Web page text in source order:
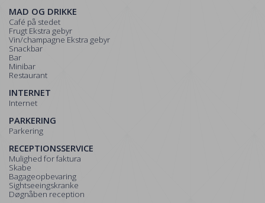
MAD OG DRIKKE
Café på stedet
Frugt Ekstra gebyr
Vin/champagne Ekstra gebyr
Snackbar
Bar
Minibar
Restaurant
INTERNET
Internet
PARKERING
Parkering
RECEPTIONSSERVICE
Mulighed for faktura
Skabe
Bagageopbevaring
Sightseeingskranke
Døgnåben reception